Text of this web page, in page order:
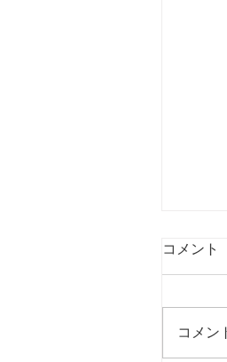
コメント
コメン